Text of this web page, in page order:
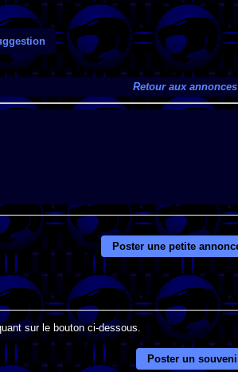
Retour aux annonces
Poster une petite
sur le bouton ci-dessous.
Poster un